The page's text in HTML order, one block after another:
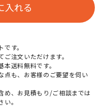
入れる
す。
注文いただけます。
送料無料です。
点も、お客様のご要望を伺い
め、お見積もり/ご相談までは
。